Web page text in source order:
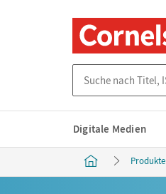
Digitale Medien
Produkte